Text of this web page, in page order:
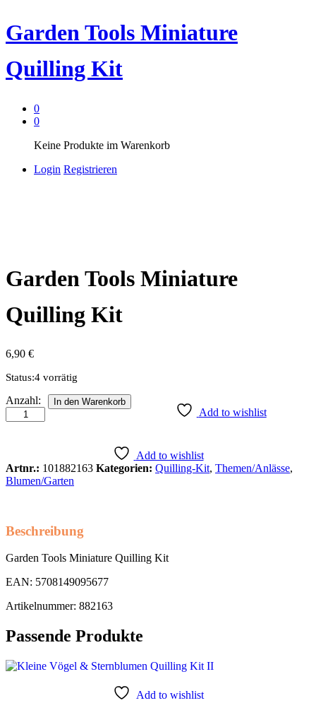
Garden Tools Miniature
Quilling Kit
0
0
Keine Produkte im Warenkorb
Login Registrieren
Garden Tools Miniature
Quilling Kit
6,90 €
Status:4 vorrätig
Garden
Tools
Miniature
Anzahl
Anzahl: In den Warenkorb
Add to wishlist
Add to wishlist
Artnr.: 101882163 Kategorien: Quilling-Kit, Themen/Anlässe,
Blumen/Garten
Beschreibung
Garden Tools Miniature Quilling Kit
EAN: 5708149095677
Artikelnummer: 882163
Passende Produkte
Add to wishlist